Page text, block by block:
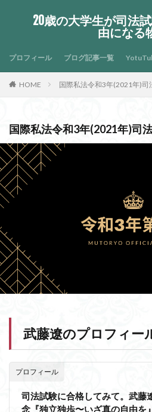
20歳の大学生が司法
由になる
プロフィール ブログ記事一覧
HOME 国際私法令和3年(2021年)司
国際私法令和3年(2021年)司
武藤遼のプロフィー
プロフィール
司法試験に合格してみて。武藤
念『独立独歩〜いざ真の自由を』